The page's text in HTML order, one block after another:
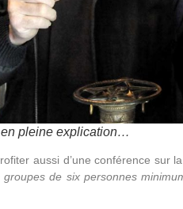
en pleine explication…
aussi d’une conférence sur
de six personnes